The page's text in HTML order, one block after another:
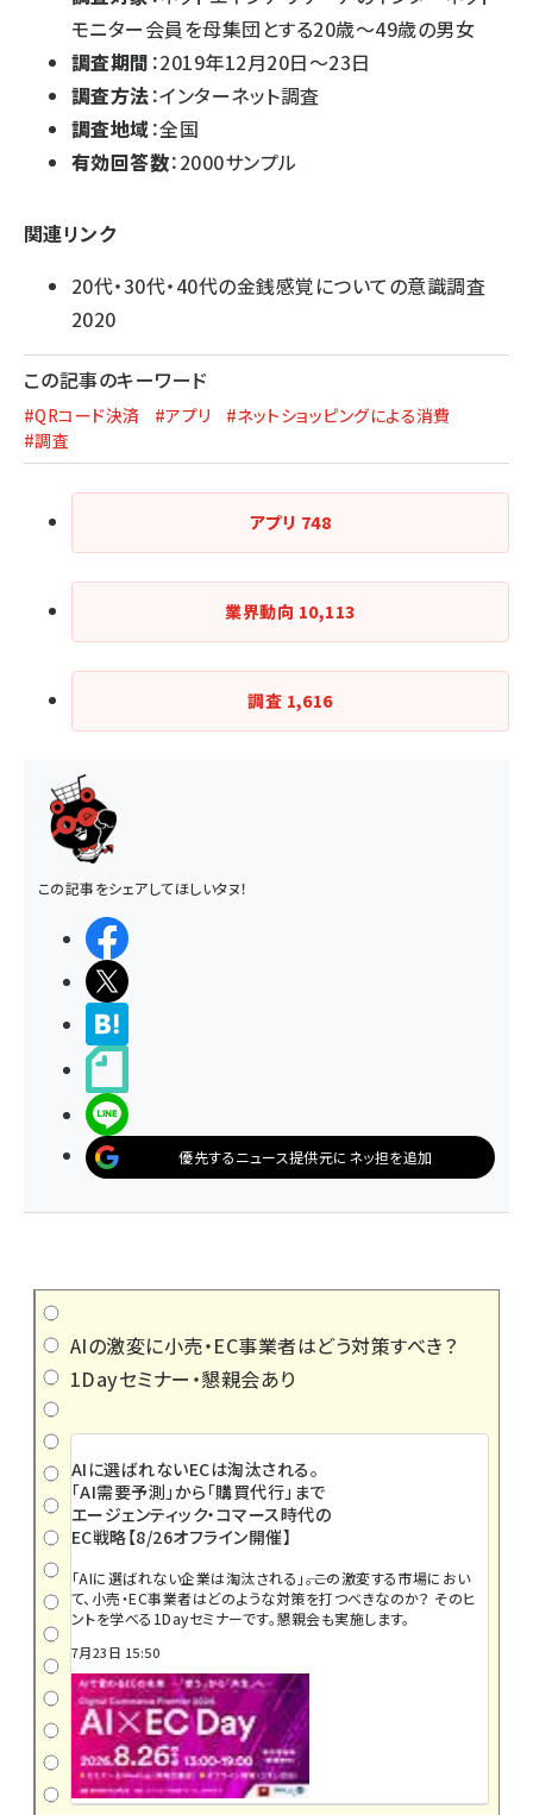
モニター会員を母集団とする20歳～49歳の男女
調査期間 ：2019年12月20日～23日
調査方法：インターネット調査
調査地域：全国
有効回答数：2000サンプル
関連リンク
20代・30代・40代の金銭感覚についての意識調査
2020
この記事のキーワード
#QRコード決済 #アプリ
#ネットショッピングによる消費
#調査
アプリ 748
業界動向 10,113
調査 1,616
この記事をシェアしてほしいタヌ！
優先するニュース提供元にネッ担を追加
AIの激変に小売・EC事業者はどう対策すべき？
1Dayセミナー・懇親会あり
AIに選ばれないECは淘汰される。
「AI需要予測」から「購買代行」まで
エージェンティック・コマース時代の
EC戦略【8/26オフライン開催】
「AIに選ばれない企業は淘汰される」――。この激変する市場におい
て、小売・EC事業者はどのような対策を打つべきなのか？ そのヒ
ントを学べる1Dayセミナーです。懇親会も実施します。
7月23日 15:50